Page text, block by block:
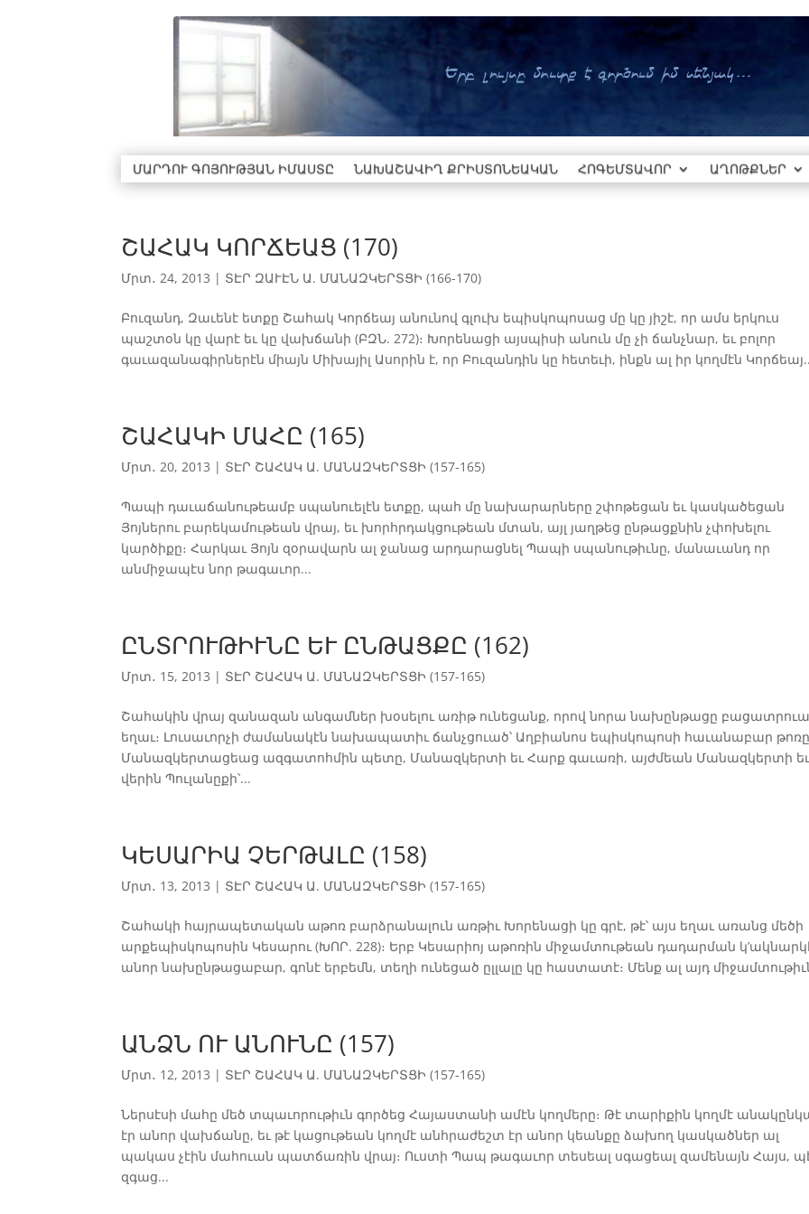
ՄԱՐԴՈՒ ԳՈՅՈՒԹՅԱՆ ԻՄԱՍՏԸ ՆԱԽԱՇԱՎԻՂ ՔՐԻՍՏՈՆԵԱԿԱՆ ՀՈԳԵՄՏԱՎՈՐ ԱՂՈԹՔՆԵՐ
ՇԱՀԱԿ ԿՈՐՃԵԱՑ (170)
Մրտ․ 24, 2013 | ՏԷՐ ԶԱՒԷՆ Ա. ՄԱՆԱԶԿԵՐՏՑԻ (166-170)
Բուզանդ, Զաւենէ ետքը Շահակ Կորճեայ անունով գլուխ եպիսկոպոսաց մը կը յիշէ, որ ամս երկուս
պաշտօն կը վարէ եւ կը վախճանի (ԲԶՆ. 272)։ Խորենացի այսպիսի անուն մը չի ճանչնար, եւ բոլոր
գաւազանագիրներէն միայն Միխայիլ Ասորին է, որ Բուզանդին կը հետեւի, ինքն ալ իր կողմէն
ՇԱՀԱԿԻ ՄԱՀԸ (165)
Մրտ․ 20, 2013 | ՏԷՐ ՇԱՀԱԿ Ա. ՄԱՆԱԶԿԵՐՏՑԻ (157-165)
Պապի դաւաճանութեամբ սպանուելէն ետքը, պահ մը նախարարները շփոթեցան եւ կասկածեցան
Յոյներու բարեկամութեան վրայ, եւ խորհրդակցութեան մտան, այլ յաղթեց ընթացքնին չփոխելու
կարծիքը։ Հարկաւ Յոյն զօրավարն ալ ջանաց արդարացնել Պապի սպանութիւնը, մանաւանդ որ
անմիջապէս նոր թագաւոր...
ԸՆՏՐՈՒԹԻՒՆԸ ԵՒ ԸՆԹԱՑՔԸ (162)
Մրտ․ 15, 2013 | ՏԷՐ ՇԱՀԱԿ Ա. ՄԱՆԱԶԿԵՐՏՑԻ (157-165)
Շահակին վրայ զանազան անգամներ խօսելու առիթ ունեցանք, որով նորա նախընթացը
եղաւ։ Լուսաւորչի ժամանակէն նախապատիւ ճանչցուած՝ Աղբիանոս եպիսկոպոսի հաւանաբար
Մանազկերտացեաց ազգատոհմին պետը, Մանազկերտի եւ Հարք գաւառի, այժմեան Մանազկերտի
վերին Պուլանըքի՝...
ԿԵՍԱՐԻԱ ՉԵՐԹԱԼԸ (158)
Մրտ․ 13, 2013 | ՏԷՐ ՇԱՀԱԿ Ա. ՄԱՆԱԶԿԵՐՏՑԻ (157-165)
Շահակի հայրապետական աթոռ բարձրանալուն առթիւ Խորենացի կը գրէ, թէ՝ այս եղաւ առանց մեծի
արքեպիսկոպոսին Կեսարու (ԽՈՐ. 228)։ Երբ Կեսարիոյ աթոռին միջամտութեան դադարման
անոր նախընթացաբար, գոնէ երբեմն, տեղի ունեցած ըլլալը կը հաստատէ։ Մենք ալ այդ
ԱՆՁՆ ՈՒ ԱՆՈՒՆԸ (157)
Մրտ․ 12, 2013 | ՏԷՐ ՇԱՀԱԿ Ա. ՄԱՆԱԶԿԵՐՏՑԻ (157-165)
Ներսէսի մահը մեծ տպաւորութիւն գործեց Հայաստանի ամէն կողմերը։ Թէ տարիքին կողմէ
էր անոր վախճանը, եւ թէ կացութեան կողմէ անհրաժեշտ էր անոր կեանքը ձախող կասկածներ ալ
պակաս չէին մահուան պատճառին վրայ։ Ուստի Պապ թագաւոր տեսեալ սգացեալ զամենայն Հայս,
զգաց...